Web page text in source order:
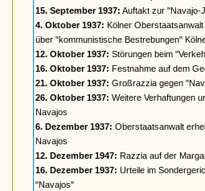
15. September 1937: Auftakt zur "Navajo-
4. Oktober 1937: Kölner
über "kommunistische Bestrebungen"
12. Oktober 1937: Störungen beim
16. Oktober 1937: Festnahme auf dem
21. Oktober 1937: Großrazzia gegen
26. Oktober 1937: Weitere Verhaftungen
Navajos
6. Dezember 1937: Oberstaatsanwalt
Navajos
12. Dezember 1947: Razzia auf der
16. Dezember 1937: Urteile im
"Navajos"